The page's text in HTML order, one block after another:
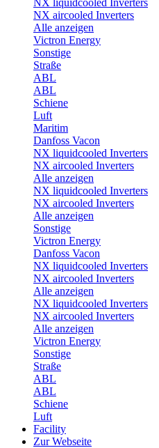
NX liquidcooled Inverters
NX aircooled Inverters
Alle anzeigen
Victron Energy
Sonstige
Straße
ABL
ABL
Schiene
Luft
Maritim
Danfoss Vacon
NX liquidcooled Inverters
NX aircooled Inverters
Alle anzeigen
NX liquidcooled Inverters
NX aircooled Inverters
Alle anzeigen
Sonstige
Victron Energy
Danfoss Vacon
NX liquidcooled Inverters
NX aircooled Inverters
Alle anzeigen
NX liquidcooled Inverters
NX aircooled Inverters
Alle anzeigen
Victron Energy
Sonstige
Straße
ABL
ABL
Schiene
Luft
Facility
Zur Webseite